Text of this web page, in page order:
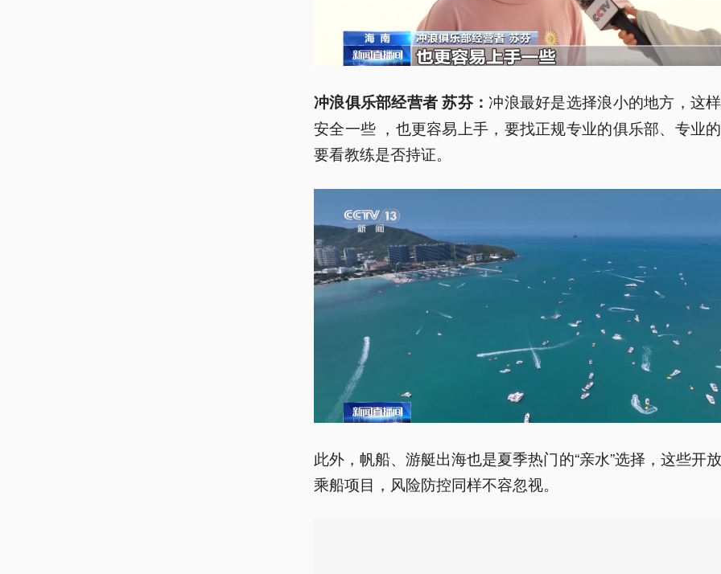
冲浪俱乐部经营者 苏芬： 冲浪最好是选择浪小的地方，这
安全一些 ，也更容易上手，要找正规专业的俱乐部、专业
要看教练是否持证。
此外，帆船、游艇出海也是夏季热门的“亲水”选择，这些开
乘船项目，风险防控同样不容忽视。